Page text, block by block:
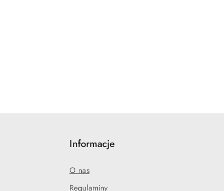
Informacje
O nas
Regulaminy